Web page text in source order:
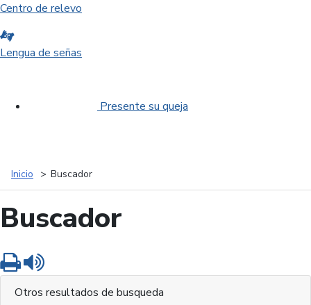
Centro de relevo
Lengua de señas
Presente su queja
Inicio Buscador
Buscador
Imprimir
Otros resultados de busqueda